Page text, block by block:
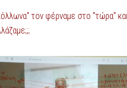
τον φέρναμε στο "τώρα"